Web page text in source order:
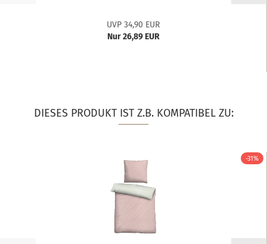
UVP 34,90 EUR
Nur 26,89 EUR
DIESES PRODUKT IST Z.B. KOMPATIBEL ZU:
-31%